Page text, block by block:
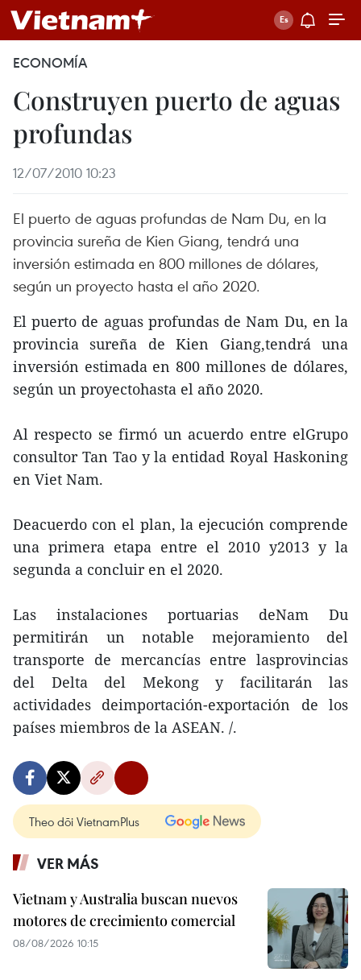
ECONOMÍA
Construyen puerto de aguas
profundas
12/07/2010 10:23
El puerto de aguas profundas de Nam Du, en la
provincia sureña de Kien Giang, tendrá una
inversión estimada en 800 millones de dólares,
según un proyecto hasta el año 2020.
El puerto de aguas profundas de Nam Du, en la
provincia sureña de Kien Giang,tendrá una
inversión estimada en 800 millones de dólares,
según un proyectohasta el año 2020.
Al respecto se firmó un acuerdo entre elGrupo
consultor Tan Tao y la entidad Royal Haskoning
en Viet Nam.
Deacuerdo con el plan, la ejecución comprende
una primera etapa entre el 2010 y2013 y la
segunda a concluir en el 2020.
Las instalaciones portuarias deNam Du
permitirán un notable mejoramiento del
transporte de mercancías entre lasprovincias
del Delta del Mekong y facilitarán las
actividades deimportación-exportación de los
países miembros de la ASEAN. /.
Theo dõi VietnamPlus
VER MÁS
Vietnam y Australia buscan nuevos
motores de crecimiento comercial
08/08/2026 10:15